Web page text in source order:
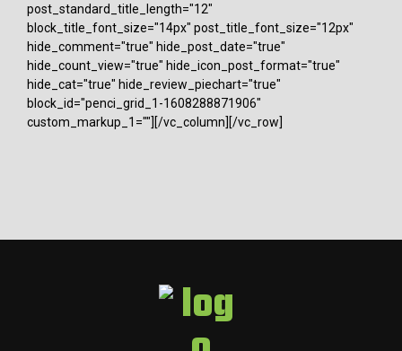
post_standard_title_length="12"
block_title_font_size="14px" post_title_font_size="12px"
hide_comment="true" hide_post_date="true"
hide_count_view="true" hide_icon_post_format="true"
hide_cat="true" hide_review_piechart="true"
block_id="penci_grid_1-1608288871906"
custom_markup_1=""][/vc_column][/vc_row]